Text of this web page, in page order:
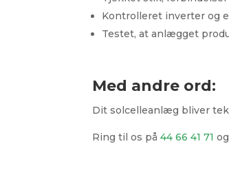
Kontrolleret inverter og
Testet, at anlægget
Med andre ord:
Dit solcelleanlæg bliver
Ring til os på44 66 41 71